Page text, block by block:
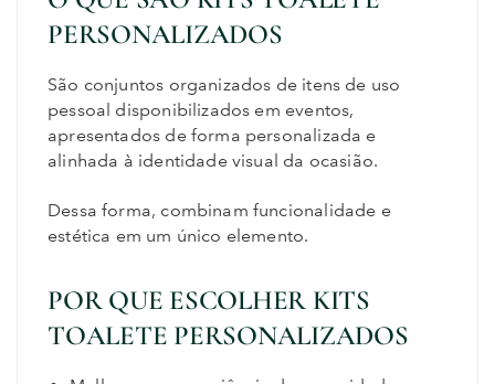
PERSONALIZADOS
São conjuntos organizados de itens de uso
pessoal disponibilizados em eventos,
apresentados de forma personalizada e
alinhada à identidade visual da ocasião.
Dessa forma, combinam funcionalidade e
estética em um único elemento.
POR QUE ESCOLHER KITS
TOALETE PERSONALIZADOS